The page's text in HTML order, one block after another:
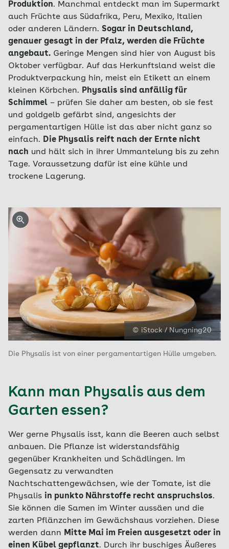
Produktion. Manchmal entdeckt man im Supermarkt
auch Früchte aus Südafrika, Peru, Mexiko, Italien
oder anderen Ländern. Sogar in Deutschland,
genauer gesagt in der Pfalz, werden die Früchte
angebaut. Geringe Mengen sind hier von August bis
Oktober verfügbar. Auf das Herkunftsland weist die
Produktverpackung hin, meist ein Etikett an einem
kleinen Körbchen. Physalis sind anfällig für
Schimmel – prüfen Sie daher am besten, ob sie fest
und goldgelb gefärbt sind, angesichts der
pergamentartigen Hülle ist das aber nicht ganz so
einfach. Die Physalis reift nach der Ernte nicht
nach und hält sich in ihrer Ummantelung bis zu zehn
Tage. Voraussetzung dafür ist eine kühle und
trockene Lagerung.
© iStock / Nungning20
Die Physalis ist von einer pergamentartigen Hülle umgeben.
Kann man Physalis aus dem
Garten essen?
Wer gerne Physalis isst, kann die Beeren auch selbst
anbauen. Die Pflanze ist widerstandsfähig
gegenüber Krankheiten und Schädlingen. Im
Gegensatz zu verwandten
Nachtschattengewächsen, wie der Tomate, ist die
Physalis in punkto Nährstoffe recht anspruchslos.
Sie können die Samen im Winter aussäen und die
zarten Pflänzchen im Gewächshaus vorziehen. Diese
werden dann Mitte Mai im Freien ausgesetzt oder in
einen Kübel gepflanzt. Durch ihr buschiges Äußeres